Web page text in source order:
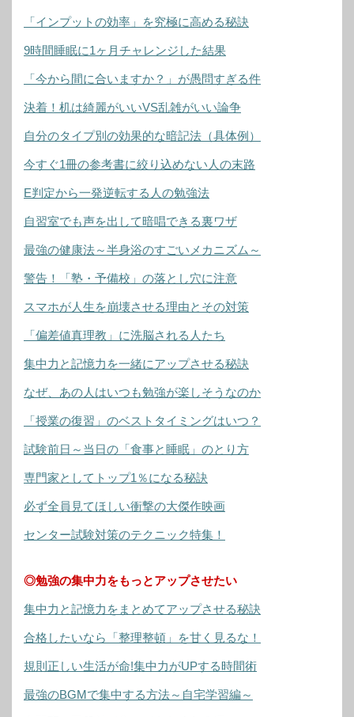
「インプットの効率」を究極に高める秘訣
9時間睡眠に1ヶ月チャレンジした結果
「今から間に合いますか？」が愚問すぎる件
決着！机は綺麗がいいVS乱雑がいい論争
自分のタイプ別の効果的な暗記法（具体例）
今すぐ1冊の参考書に絞り込めない人の末路
E判定から一発逆転する人の勉強法
自習室でも声を出して暗唱できる裏ワザ
最強の健康法～半身浴のすごいメカニズム～
警告！「塾・予備校」の落とし穴に注意
スマホが人生を崩壊させる理由とその対策
「偏差値真理教」に洗脳される人たち
集中力と記憶力を一緒にアップさせる秘訣
なぜ、あの人はいつも勉強が楽しそうなのか
「授業の復習」のベストタイミングはいつ？
試験前日～当日の「食事と睡眠」のとり方
専門家としてトップ1％になる秘訣
必ず全員見てほしい衝撃の大傑作映画
センター試験対策のテクニック特集！
◎勉強の集中力をもっとアップさせたい
集中力と記憶力をまとめてアップさせる秘訣
合格したいなら「整理整頓」を甘く見るな！
規則正しい生活が命!集中力がUPする時間術
最強のBGMで集中する方法～自宅学習編～